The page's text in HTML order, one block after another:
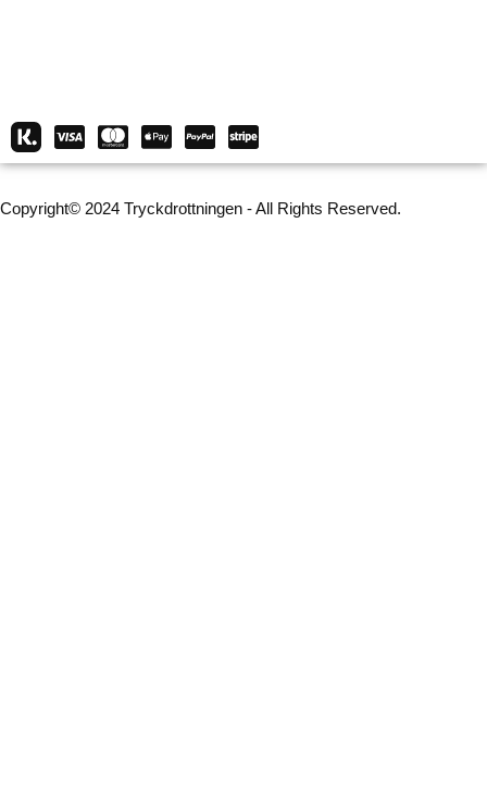
Copyright© 2024 Tryckdrottningen - All Rights Reserved.